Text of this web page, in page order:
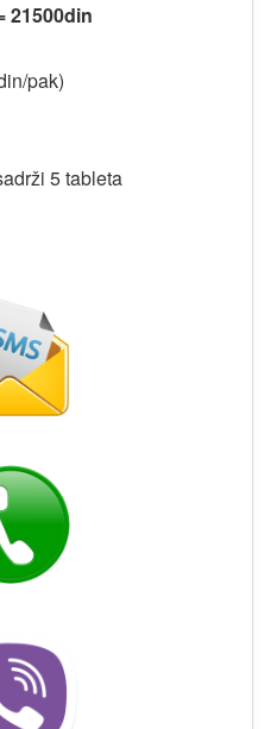
21500din
pak)
5 tableta